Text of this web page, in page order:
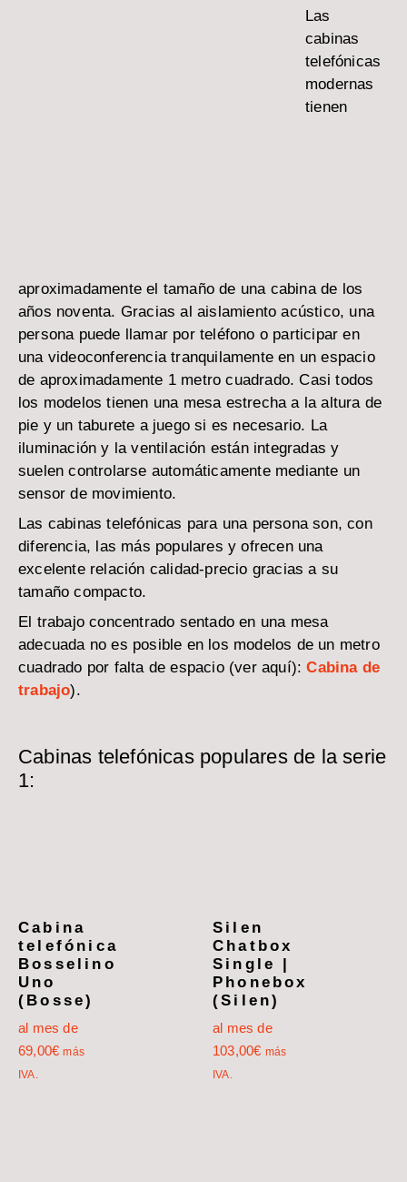
Las
cabinas
telefónicas
modernas
tienen
aproximadamente el tamaño de una cabina de los
años noventa. Gracias al aislamiento acústico, una
persona puede llamar por teléfono o participar en
una videoconferencia tranquilamente en un espacio
de aproximadamente 1 metro cuadrado. Casi todos
los modelos tienen una mesa estrecha a la altura de
pie y un taburete a juego si es necesario. La
iluminación y la ventilación están integradas y
suelen controlarse automáticamente mediante un
sensor de movimiento.
Las cabinas telefónicas para una persona son, con
diferencia, las más populares y ofrecen una
excelente relación calidad-precio gracias a su
tamaño compacto.
El trabajo concentrado sentado en una mesa
adecuada no es posible en los modelos de un metro
cuadrado por falta de espacio (ver aquí):Cabina de
trabajo).
Cabinas telefónicas populares de la serie
1:
Cabina
telefónica
Bosselino
Uno
(Bosse)
al mes de
69,00€ más
IVA.
Silen
Chatbox
Single |
Phonebox
(Silen)
al mes de
103,00€ más
IVA.